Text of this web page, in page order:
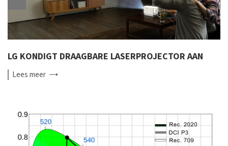
LG KONDIGT DRAAGBARE LASERPROJECTOR AAN
Leesmeer